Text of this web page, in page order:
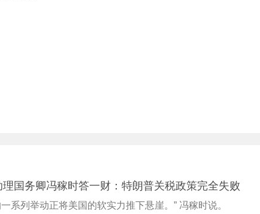
理国务卿冯稼时答一财：特朗普关税政策完全失败
系列举动正将美国的软实力推下悬崖。” 冯稼时说。